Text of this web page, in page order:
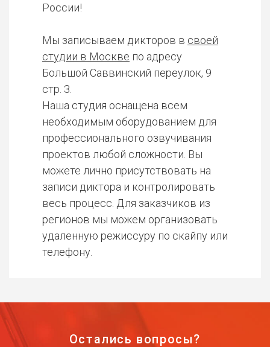
России!
Мы записываем дикторов в своей
студии в Москве по адресу
Большой Саввинский переулок, 9
стр. 3.
Наша студия оснащена всем
необходимым оборудованием для
профессионального озвучивания
проектов любой сложности. Вы
можете лично присутствовать на
записи диктора и контролировать
весь процесс. Для заказчиков из
регионов мы можем организовать
удаленную режиссуру по скайпу или
телефону.
Остались вопросы?